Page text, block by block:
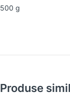
500 g
Produse